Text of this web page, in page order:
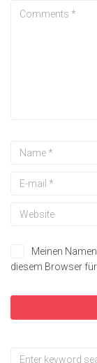
Meinen
diesem Browser